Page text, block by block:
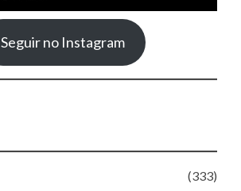
Seguir no Instagram
(333)